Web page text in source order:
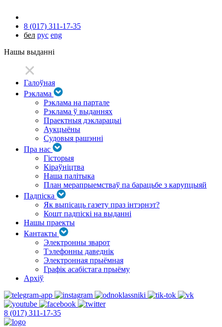
8 (017) 311-17-35
бел рус eng
Нашы выданні
Галоўная
Рэклама
Рэклама на партале
Рэклама ў выданнях
Праектныя дэкларацыі
Аукцыёны
Судовыя рашэнні
Пра нас
Гісторыя
Кіраўніцтва
Наша палітыка
План мерапрыемстваў па барацьбе з карупцыяй
Падпіска
Як выпісаць газету праз інтэрнэт?
Кошт падпіскі на выданні
Нашы праекты
Кантакты
Электронны зварот
Тэлефонны даведнік
Электронная прыёмная
Графік асабістага прыёму
Архіў
8 (017) 311-17-35